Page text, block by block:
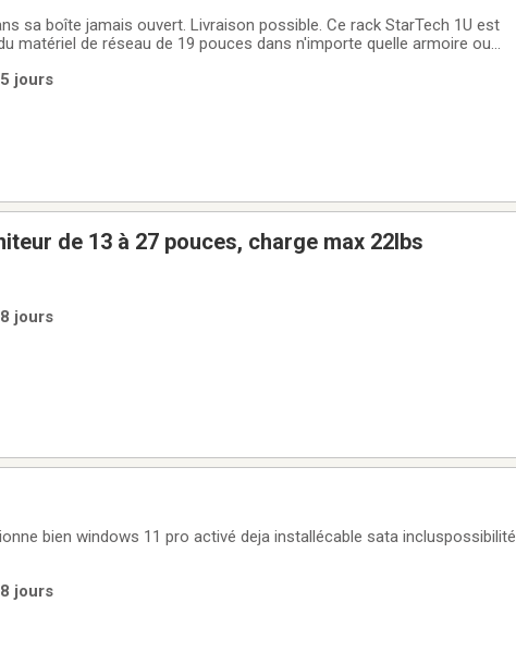
sa boîte jamais ouvert. Livraison possible. Ce rack StarTech 1U est
matériel de réseau de 19 pouces dans n'importe quelle armoire ou
jours
de 13 à 27 pouces, charge max 22lbs
jours
bien windows 11 pro activé deja installécable sata incluspossibilité
jours